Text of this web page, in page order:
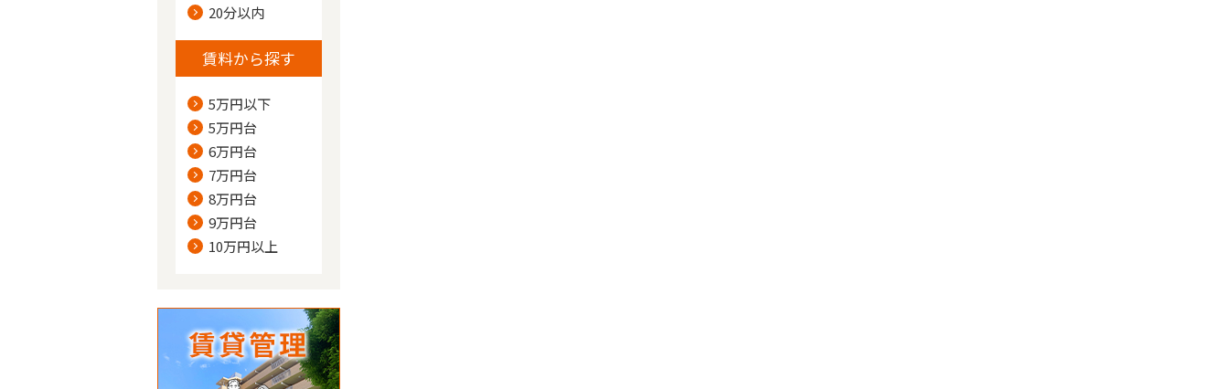
20分以内
賃料から探す
5万円以下
5万円台
6万円台
7万円台
8万円台
9万円台
10万円以上